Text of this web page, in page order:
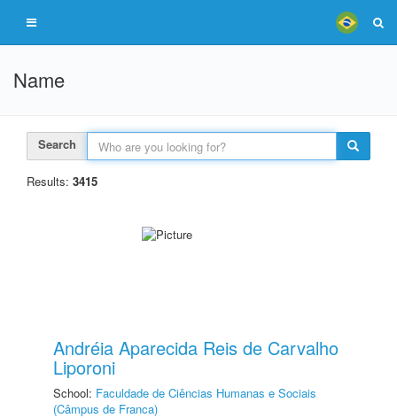
Name
Search
Results: 3415
Andréia Aparecida Reis de Carvalho
Liporoni
School: Faculdade de Ciências Humanas e Sociais
(Câmpus de Franca)